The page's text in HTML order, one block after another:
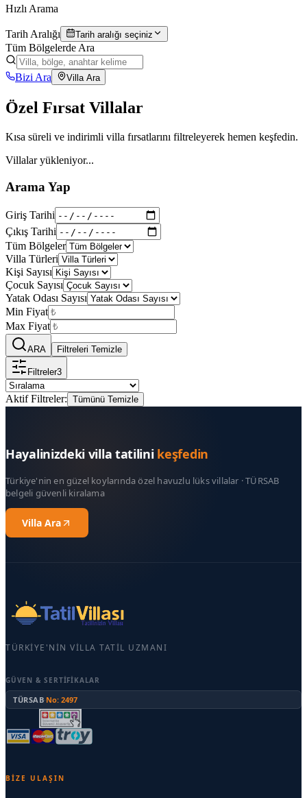
Hızlı Arama
Tarih Aralığı Tarih aralığı seçiniz
Tüm Bölgelerde Ara
Bizi Ara Villa Ara
Özel Fırsat Villalar
Kısa süreli ve indirimli villa fırsatlarını filtreleyerek hemen keşfedin.
Villalar yükleniyor...
Arama Yap
Giriş Tarihi
Çıkış Tarihi
Tüm Bölgeler
Villa Türleri
Kişi Sayısı
Çocuk Sayısı
Yatak Odası Sayısı
Min Fiyat
Max Fiyat
ARA Filtreleri Temizle
Filtreler3
Aktif Filtreler: Tümünü Temizle
Hayalinizdeki villa tatilini keşfedin
Türkiye'nin en güzel koylarında özel havuzlu lüks villalar · TÜRSAB
belgeli güvenli kiralama
Villa Ara
TÜRKIYE'NIN VILLA TATIL UZMANI
GÜVEN & SERTIFIKALAR
TÜRSAB·No: 2497
BIZE ULAŞIN